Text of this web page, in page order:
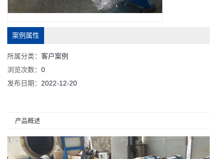
案例属性
所属分类： 客户案例
浏览次数： 0
发布日期： 2022-12-20
产品概述